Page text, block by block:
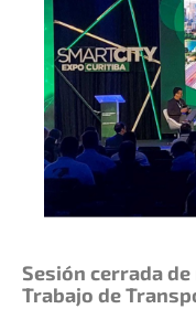
Sesión cerrada
Trabajo de